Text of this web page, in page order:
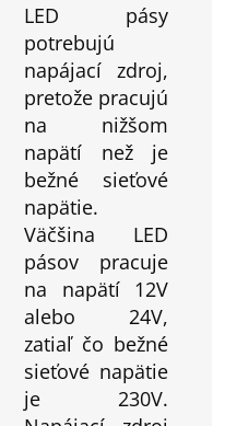
LED pásy
potrebujú
napájací zdroj,
pretože pracujú
na nižšom
napätí než je
bežné sieťové
napätie.
Väčšina LED
pásov pracuje
na napätí 12V
alebo 24V,
zatiaľ čo bežné
sieťové napätie
je 230V.